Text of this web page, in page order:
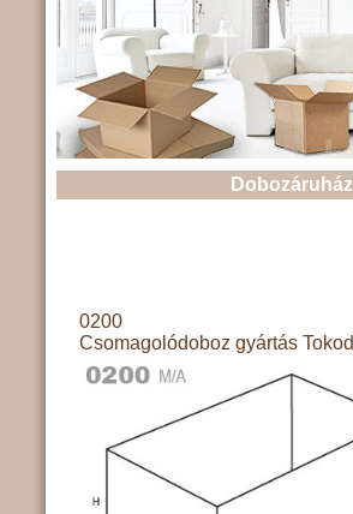
Dobozáruház
0200
Csomagolódoboz gyártás Tokod